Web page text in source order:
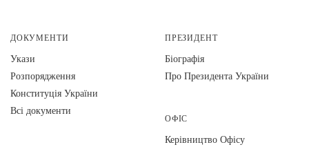
ДОКУМЕНТИ
Укази
Розпорядження
Конституція України
Всі документи
ПРЕЗИДЕНТ
Біографія
Про Президента України
ОФІС
Керівництво Офісу